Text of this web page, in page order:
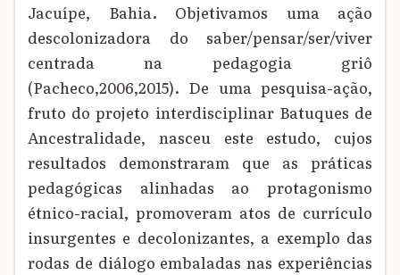
Jacuípe, Bahia. Objetivamos uma ação
descolonizadora do saber/pensar/ser/viver
centrada na pedagogia griô
(Pacheco,2006,2015). De uma pesquisa-ação,
fruto do projeto interdisciplinar Batuques de
Ancestralidade, nasceu este estudo, cujos
resultados demonstraram que as práticas
pedagógicas alinhadas ao protagonismo
étnico-racial, promoveram atos de currículo
insurgentes e decolonizantes, a exemplo das
rodas de diálogo embaladas nas experiências